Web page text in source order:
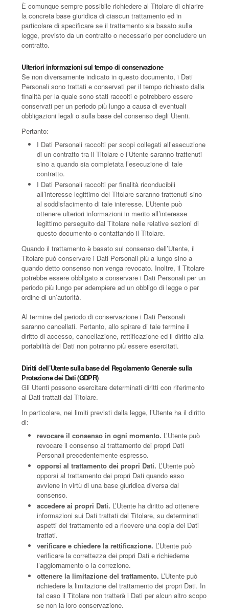
È comunque sempre possibile richiedere al Titolare di chiarire
la concreta base giuridica di ciascun trattamento ed in
particolare di specificare se il trattamento sia basato sulla
legge, previsto da un contratto o necessario per concludere un
contratto.
Ulteriori informazioni sul tempo di conservazione
Se non diversamente indicato in questo documento, i Dati
Personali sono trattati e conservati per il tempo richiesto dalla
finalità per la quale sono stati raccolti e potrebbero essere
conservati per un periodo più lungo a causa di eventuali
obbligazioni legali o sulla base del consenso degli Utenti.
Pertanto:
I Dati Personali raccolti per scopi collegati all’esecuzione
di un contratto tra il Titolare e l’Utente saranno trattenuti
sino a quando sia completata l’esecuzione di tale
contratto.
I Dati Personali raccolti per finalità riconducibili
all’interesse legittimo del Titolare saranno trattenuti sino
al soddisfacimento di tale interesse. L’Utente può
ottenere ulteriori informazioni in merito all’interesse
legittimo perseguito dal Titolare nelle relative sezioni di
questo documento o contattando il Titolare.
Quando il trattamento è basato sul consenso dell’Utente, il
Titolare può conservare i Dati Personali più a lungo sino a
quando detto consenso non venga revocato. Inoltre, il Titolare
potrebbe essere obbligato a conservare i Dati Personali per un
periodo più lungo per adempiere ad un obbligo di legge o per
ordine di un’autorità.
Al termine del periodo di conservazione i Dati Personali
saranno cancellati. Pertanto, allo spirare di tale termine il
diritto di accesso, cancellazione, rettificazione ed il diritto alla
portabilità dei Dati non potranno più essere esercitati.
Diritti dell’Utente sulla base del Regolamento Generale sulla
Protezione dei Dati (GDPR)
Gli Utenti possono esercitare determinati diritti con riferimento
ai Dati trattati dal Titolare.
In particolare, nei limiti previsti dalla legge, l’Utente ha il diritto
di:
revocare il consenso in ogni momento. L’Utente può
revocare il consenso al trattamento dei propri Dati
Personali precedentemente espresso.
opporsi al trattamento dei propri Dati. L’Utente può
opporsi al trattamento dei propri Dati quando esso
avviene in virtù di una base giuridica diversa dal
consenso.
accedere ai propri Dati. L’Utente ha diritto ad ottenere
informazioni sui Dati trattati dal Titolare, su determinati
aspetti del trattamento ed a ricevere una copia dei Dati
trattati.
verificare e chiedere la rettificazione. L’Utente può
verificare la correttezza dei propri Dati e richiederne
l’aggiornamento o la correzione.
ottenere la limitazione del trattamento. L’Utente può
richiedere la limitazione del trattamento dei propri Dati. In
tal caso il Titolare non tratterà i Dati per alcun altro scopo
se non la loro conservazione.